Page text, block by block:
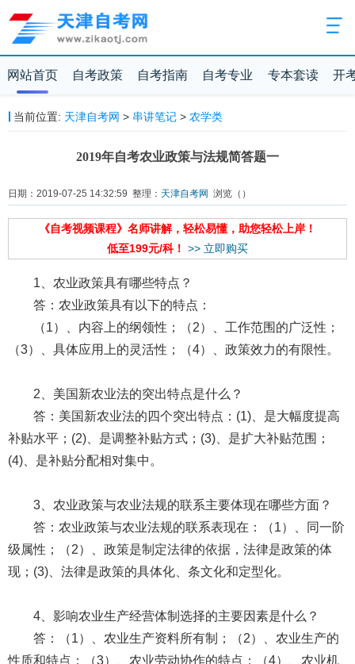
网站首页 自考政策 自考指南 自考专业 专本套读 开
当前位置: 天津自考网 > 串讲笔记> 农学类
2019年自考农业政策与法规简答题一
日期：2019-07-25 14:32:59 整理： 天津自考网 浏览（ ）
《自考视频课程》名师讲解，轻松易懂，助您轻松上岸！
低至199元/科！ >> 立即购买
1、农业政策具有哪些特点？
答：农业政策具有以下的特点：
（1）、内容上的纲领性；（2）、工作范围的广泛性；
（3）、具体应用上的灵活性；（4）、政策效力的有限性。
2、美国新农业法的突出特点是什么？
答：美国新农业法的四个突出特点：(1)、是大幅度提高
补贴水平；(2)、是调整补贴方式；(3)、是扩大补贴范围；
(4)、是补贴分配相对集中。
3、农业政策与农业法规的联系主要体现在哪些方面？
答：农业政策与农业法规的联系表现在：（1）、同一阶
级属性；（2）、政策是制定法律的依据，法律是政策的体
现；(3)、法律是政策的具体化、条文化和定型化。
4、影响农业生产经营体制选择的主要因素是什么？
答：（1）、农业生产资料所有制；（2）、农业生产的
性质和特点；（3）、农业劳动协作的特点；（4）、农业机